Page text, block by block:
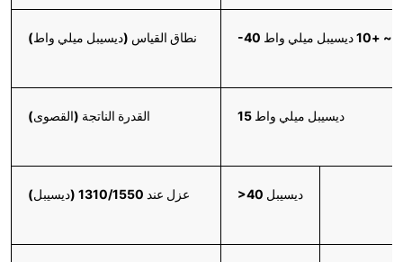
نطاق القياس (ديسيبل ميلي واط) ميلي واط
القدرة الناتجة (القصوى) 15 ديسيبل ميلي واط
عزل عند 1310/1550 (ديسيبل) >40 ديسيبل